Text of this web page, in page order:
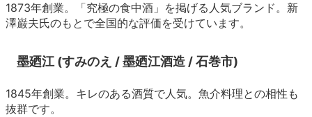
1873年創業。「究極の食中酒」を掲げる人気ブランド。新
澤巌夫氏のもとで全国的な評価を受けています。
墨廼江 (すみのえ / 墨廼江酒造 / 石巻市)
1845年創業。キレのある酒質で人気。魚介料理との相性も
抜群です。